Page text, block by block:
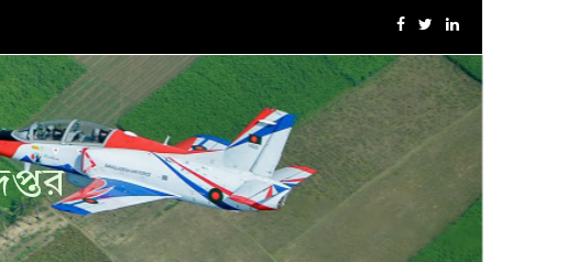
সরকারি সফরে তুরস্ক গমন করলেন সেনাবাহিনী প্রধান